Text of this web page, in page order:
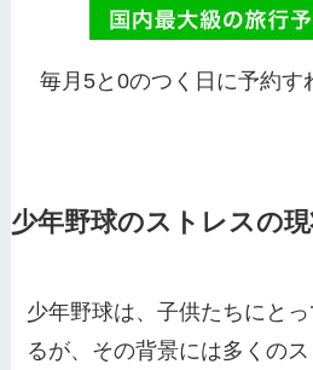
毎月5と0のつく日に予約す
少年野球のストレスの
少年野球は、子供たちにと
るが、その背景には多くの